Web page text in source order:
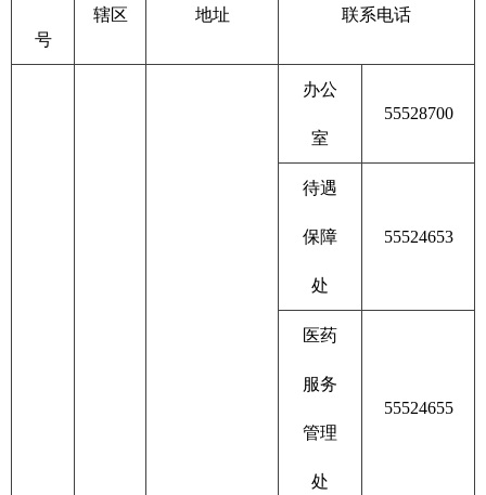
号
辖区 地址 联系电话
办公
室
55528700
待遇
保障
处
55524653
医药
服务
管理
处
55524655